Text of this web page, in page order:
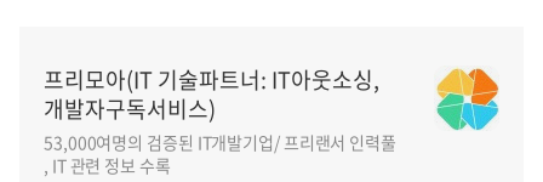
프리모아(IT 기술파트너: IT아웃소싱,
개발자구독서비스)
53,000여명의 검증된 IT개발기업/ 프리랜서 인력풀
, IT 관련 정보 수록